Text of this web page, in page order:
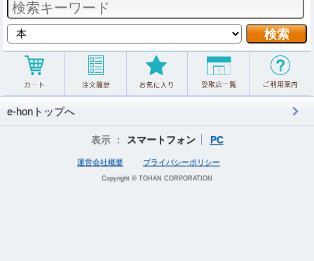
e-honトップへ
表示 ： スマートフォン PC
運営会社概要 プライバシーポリシー
Copyright © TOHAN CORPORATION